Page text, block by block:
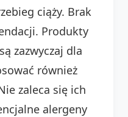
ciąży. Brak
Produkty
zazwyczaj dla
również
zaleca się ich
alergeny